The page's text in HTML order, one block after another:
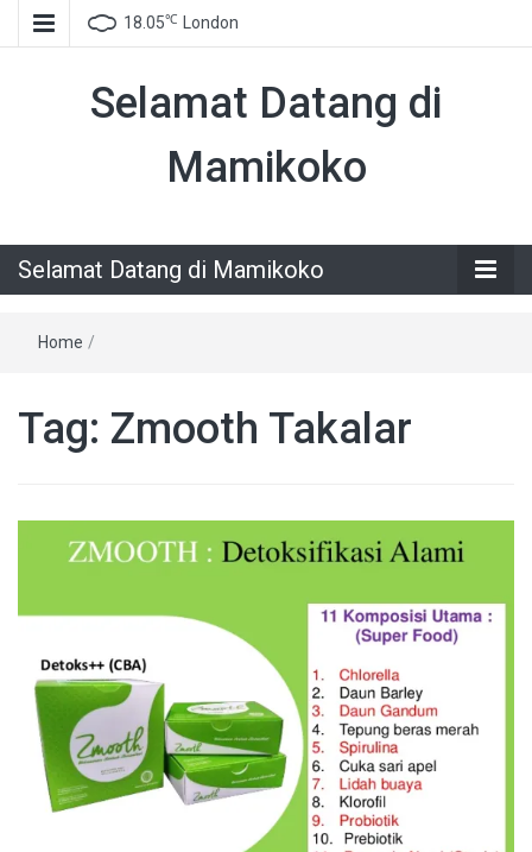
18.05℃ London
Selamat Datang di
Mamikoko
Selamat Datang di Mamikoko
Home /
Tag: Zmooth Takalar